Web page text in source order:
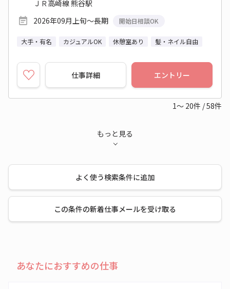
ＪＲ高崎線 熊谷駅
2026年09月上旬～長期
開始日相談OK
大手・有名 カジュアルOK 休憩室あり 髪・ネイル自由
仕事詳細 エントリー
1～ 20件 /58件
もっと見る
よく使う検索条件に追加
この条件の新着仕事メールを受け取る
あなたにおすすめの仕事